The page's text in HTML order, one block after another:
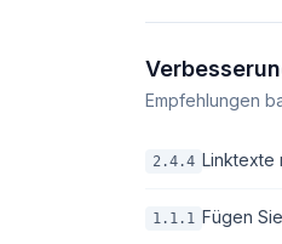
Empfehlungen
2.4.4 Linktexte
1.1.1 Fügen